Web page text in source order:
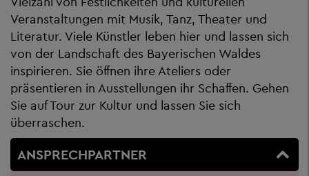
Veranstaltungen mit Musik, Tanz, Theater und
Literatur. Viele Künstler leben hier und lassen sich
von der Landschaft des Bayerischen Waldes
inspirieren. Sie öffnen ihre Ateliers oder
präsentieren in Ausstellungen ihr Schaffen. Gehen
Sie auf Tour zur Kultur und lassen Sie sich
überraschen.
ANSPRECHPARTNER